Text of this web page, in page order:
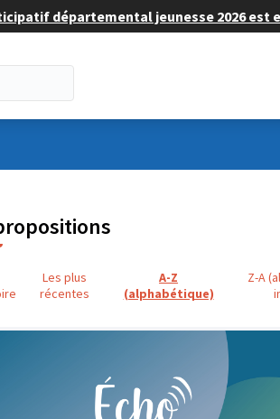
départemental jeunesse 2026 est
Les plus
récentes
A-Z
(alphabétique)
Z-A